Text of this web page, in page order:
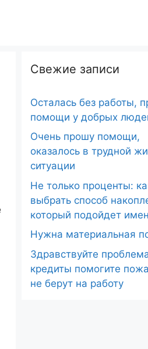
Свежие записи
Осталась без работы,
помощи у добрых
Очень прошу помощи,
оказалось в трудной
ситуации
Не только проценты:
выбрать способ
который подойдет
Нужна материальная
Здравствуйте
кредиты помогите
не берут на работу